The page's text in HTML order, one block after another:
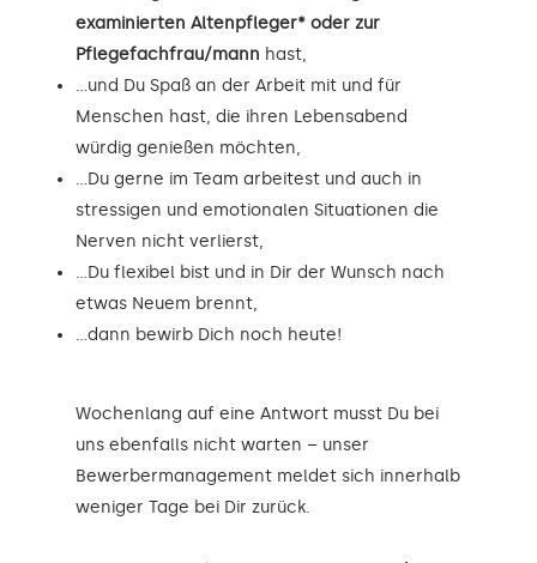
examinierten Altenpfleger* oder zur
Pflegefachfrau/mann hast,
…und Du Spaß an der Arbeit mit und für
Menschen hast, die ihren Lebensabend
würdig genießen möchten,
…Du gerne im Team arbeitest und auch in
stressigen und emotionalen Situationen die
Nerven nicht verlierst,
…Du flexibel bist und in Dir der Wunsch nach
etwas Neuem brennt,
…dann bewirb Dich noch heute!
Wochenlang auf eine Antwort musst Du bei
uns ebenfalls nicht warten – unser
Bewerbermanagement meldet sich innerhalb
weniger Tage bei Dir zurück.